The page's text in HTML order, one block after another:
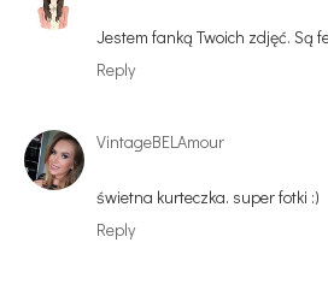
Jestem fanką Twoich zdjęć. Są
Reply
VintageBELAmour
świetna kurteczka. super fotki :)
Reply